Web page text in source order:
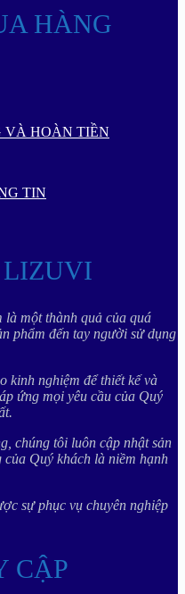
HÀNG
VÀ HOÀN TIỀN
TIN
LIZUVI
là một thành quả của quá
phẩm đến tay người sử dụng
kinh nghiệm để thiết kế và
ứng mọi yêu cầu của Quý
chúng tôi luôn cập nhật sản
Quý khách là niềm hạnh
sự phục vụ chuyên nghiệp
CẬP